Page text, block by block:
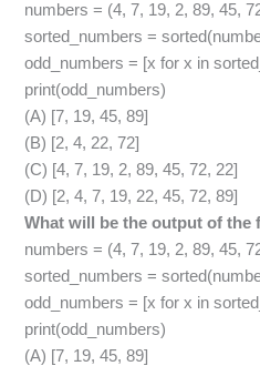
numbers = (4, 7, 19, 2, 89, 45,
sorted_numbers =
odd_numbers = [x for x in
print(odd_numbers)
(A) [7, 19, 45, 89]
(B) [2, 4, 22, 72]
(C) [4, 7, 19, 2, 89, 45, 72, 22]
(D) [2, 4, 7, 19, 22, 45, 72, 89]
What will be the output of the
numbers = (4, 7, 19, 2, 89, 45,
sorted_numbers =
odd_numbers = [x for x in
print(odd_numbers)
(A) [7, 19, 45, 89]